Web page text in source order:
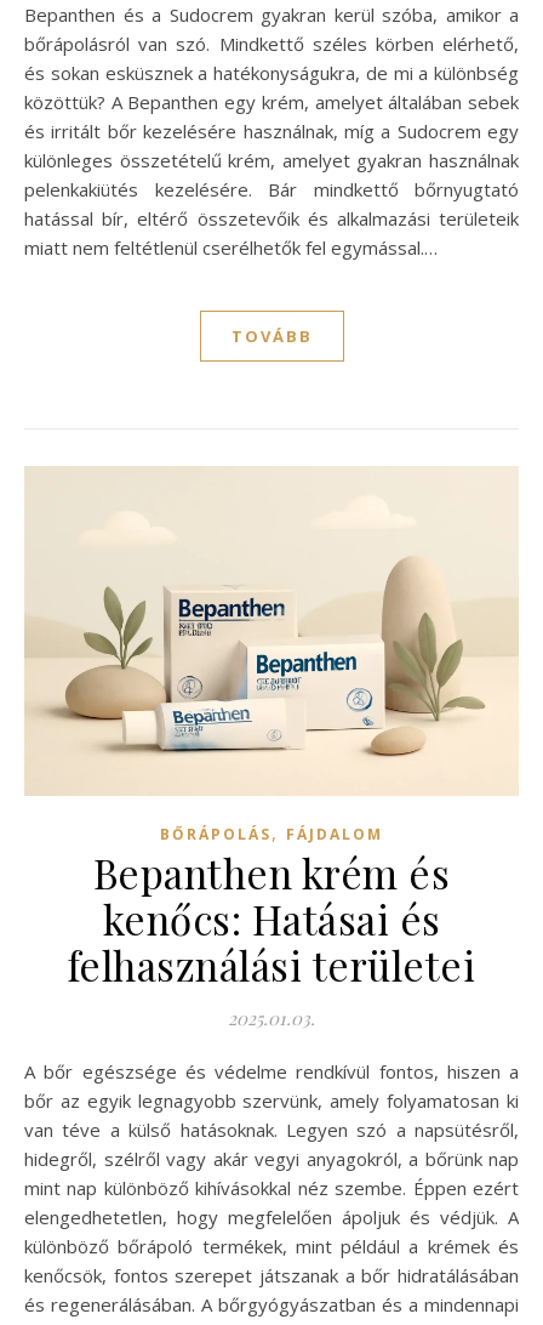
Bepanthen és a Sudocrem gyakran kerül szóba, amikor a
bőrápolásról van szó. Mindkettő széles körben elérhető,
és sokan esküsznek a hatékonyságukra, de mi a különbség
közöttük? A Bepanthen egy krém, amelyet általában sebek
és irritált bőr kezelésére használnak, míg a Sudocrem egy
különleges összetételű krém, amelyet gyakran használnak
pelenkakiütés kezelésére. Bár mindkettő bőrnyugtató
hatással bír, eltérő összetevőik és alkalmazási területeik
miatt nem feltétlenül cserélhetők fel egymással.…
TOVÁBB
BŐRÁPOLÁS, FÁJDALOM
Bepanthen krém és
kenőcs: Hatásai és
felhasználási területei
2025.01.03.
A bőr egészsége és védelme rendkívül fontos, hiszen a
bőr az egyik legnagyobb szervünk, amely folyamatosan ki
van téve a külső hatásoknak. Legyen szó a napsütésről,
hidegről, szélről vagy akár vegyi anyagokról, a bőrünk nap
mint nap különböző kihívásokkal néz szembe. Éppen ezért
elengedhetetlen, hogy megfelelően ápoljuk és védjük. A
különböző bőrápoló termékek, mint például a krémek és
kenőcsök, fontos szerepet játszanak a bőr hidratálásában
és regenerálásában. A bőrgyógyászatban és a mindennapi